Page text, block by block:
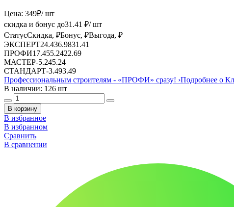
Цена: 349₽/ шт
скидка и бонус до31.41 ₽/ шт
СтатусСкидка, ₽Бонус, ₽Выгода, ₽
ЭКСПЕРТ24.436.9831.41
ПРОФИ17.455.2422.69
МАСТЕР-5.245.24
СТАНДАРТ-3.493.49
Профессиональным строителям - «ПРОФИ» сразу! ›Подробнее о
В наличии: 126 шт
В корзину
В избранное
В избранном
Сравнить
В сравнении